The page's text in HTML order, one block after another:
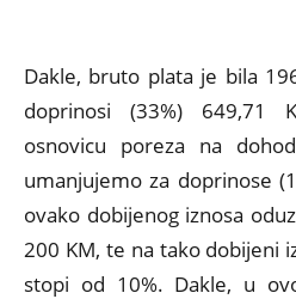
Dakle, bruto plata je bila
doprinosi (33%) 649,71
osnovicu poreza na
umanjujemo za doprinose
ovako dobijenog iznosa
200 KM, te na tako dobijeni
stopi od 10%. Dakle, u